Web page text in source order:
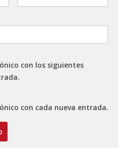
con los siguientes
con cada nueva entrada.